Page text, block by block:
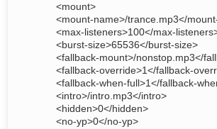
<mount>
<mount-name>/trance.mp3</
<max-listeners>100</max-
<burst-size>65536</burst-size>
<fallback-mount>/nonstop.mp3</
<fallback-override>1</fallback-
<fallback-when-full>1</fallback-
<intro>/intro.mp3</intro>
<hidden>0</hidden>
<no-yp>0</no-yp>